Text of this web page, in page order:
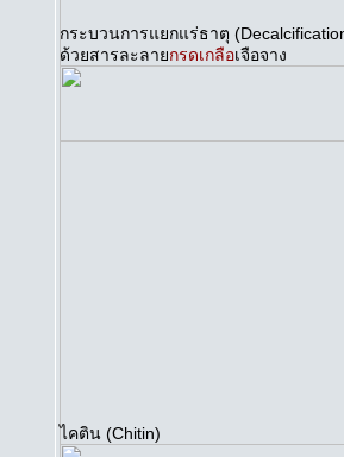
กระบวนการแยกแร่ธาตุ
ด้วยสารละลายกรดเกลือเจือจาง
ไคติน (Chitin)